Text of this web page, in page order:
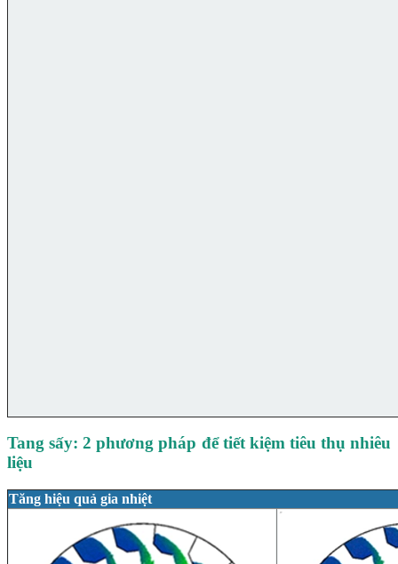
Tang sấy: 2 phương pháp để tiết kiệm tiêu thụ nhiêu
liệu
Tăng hiệu quả gia nhiệt